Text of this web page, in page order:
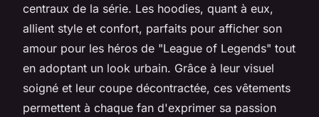
centraux de la série. Les hoodies, quant à eux,
allient style et confort, parfaits pour afficher son
amour pour les héros de "League of Legends" tout
en adoptant un look urbain. Grâce à leur visuel
soigné et leur coupe décontractée, ces vêtements
permettent à chaque fan d'exprimer sa passion